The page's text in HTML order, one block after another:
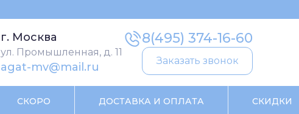
г. Москва
ул. Промышленная, д. 11
agat-mv@mail.ru
8(495) 374-16-60
Заказать звонок
СКОРО ДОСТАВКА И ОПЛАТА СКИДКИ